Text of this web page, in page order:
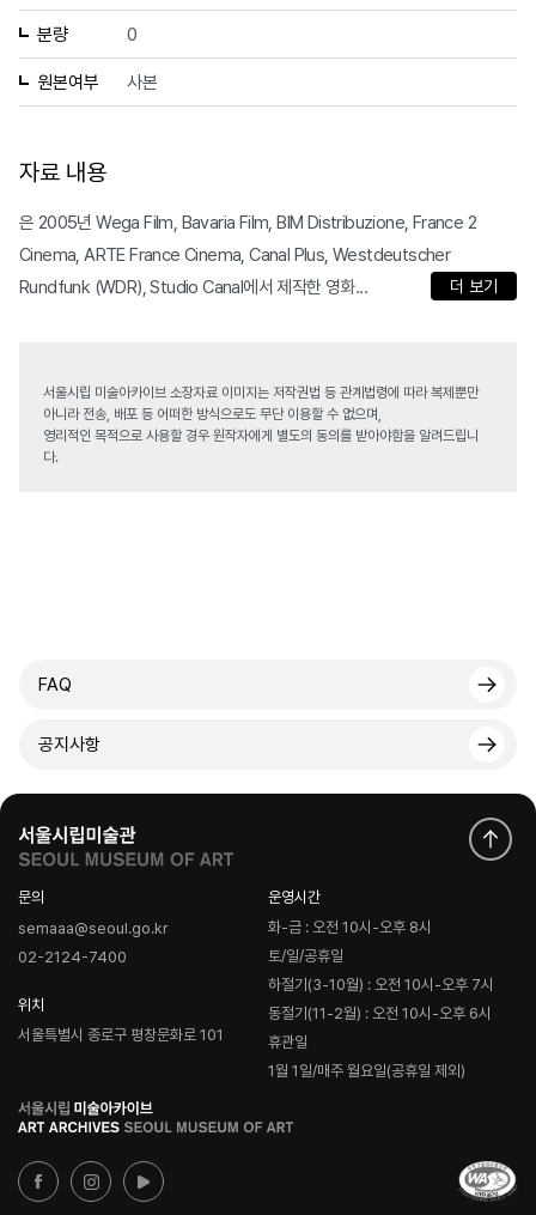
분량 0
원본여부 사본
자료 내용
은 2005년 Wega Film, Bavaria Film, BIM Distribuzione, France 2
Cinema, ARTE France Cinema, Canal Plus, Westdeutscher
Rundfunk (WDR), Studio Canal에서 제작한 영화...
더 보기
서울시립 미술아카이브 소장자료 이미지는 저작권법 등 관계법령에 따라 복제뿐만
아니라 전송, 배포 등 어떠한 방식으로도 무단 이용할 수 없으며,
영리적인 목적으로 사용할 경우 원작자에게 별도의 동의를 받아야함을 알려드립니
다.
FAQ
공지사항
문의
semaaa@seoul.go.kr
02-2124-7400
위치
서울특별시 종로구 평창문화로 101
운영시간
화-금 : 오전 10시-오후 8시
토/일/공휴일
하절기(3-10월) : 오전 10시-오후 7시
동절기(11-2월) : 오전 10시-오후 6시
휴관일
1월 1일/매주 월요일(공휴일 제외)
로
고